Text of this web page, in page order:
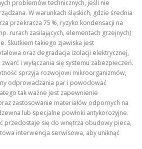
problemów technicznych, jeśli nie
W warunkach śląskich, gdzie średnia
przekracza 75 %, ryzyko kondensacji na
rurach zasilających, elementach grzejnych)
Skutkiem takiego zjawiska jest
oraz degradacja izolacji elektrycznej,
i wyłączania się systemu zabezpieczeń.
sprzyja rozwojowi mikroorganizmów,
odprowadzania par i powodować
tak ważne jest zapewnienie
zastosowanie materiałów odpornych na
lub specjalne powłoki antykorozyjne.
przedostaje się do wnętrza obudowy pieca,
interwencja serwisowa, aby uniknąć